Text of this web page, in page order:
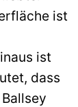
ist
ist
dass